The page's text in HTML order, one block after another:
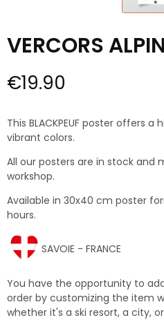
VERCORS
€19.90
This BLACKPEUF poster offers
vibrant colors.
All our posters are in stock and
workshop.
Available in 30x40 cm poster
hours.
SAVOIE - FRANCE
You have the opportunity to
order by customizing the item
whether it's a ski resort, a city,